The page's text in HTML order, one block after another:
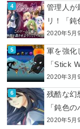
管理人が
リ！「鈍
2020年5月
軍を強化
「Stick
2020年3月
残酷な幻
「鈍色
2020年5月